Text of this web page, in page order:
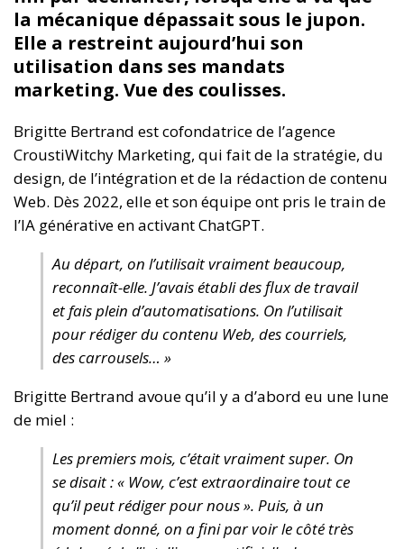
la mécanique dépassait sous le jupon.
Elle a restreint aujourd’hui son
utilisation dans ses mandats
marketing. Vue des coulisses.
Brigitte Bertrand est cofondatrice de l’agence
CroustiWitchy Marketing, qui fait de la stratégie, du
design, de l’intégration et de la rédaction de contenu
Web. Dès 2022, elle et son équipe ont pris le train de
l’IA générative en activant ChatGPT.
Au départ, on l’utilisait vraiment beaucoup,
reconnaît-elle. J’avais établi des flux de travail
et fais plein d’automatisations. On l’utilisait
pour rédiger du contenu Web, des courriels,
des carrousels… »
Brigitte Bertrand avoue qu’il y a d’abord eu une lune
de miel :
Les premiers mois, c’était vraiment super. On
se disait : « Wow, c’est extraordinaire tout ce
qu’il peut rédiger pour nous ». Puis, à un
moment donné, on a fini par voir le côté très